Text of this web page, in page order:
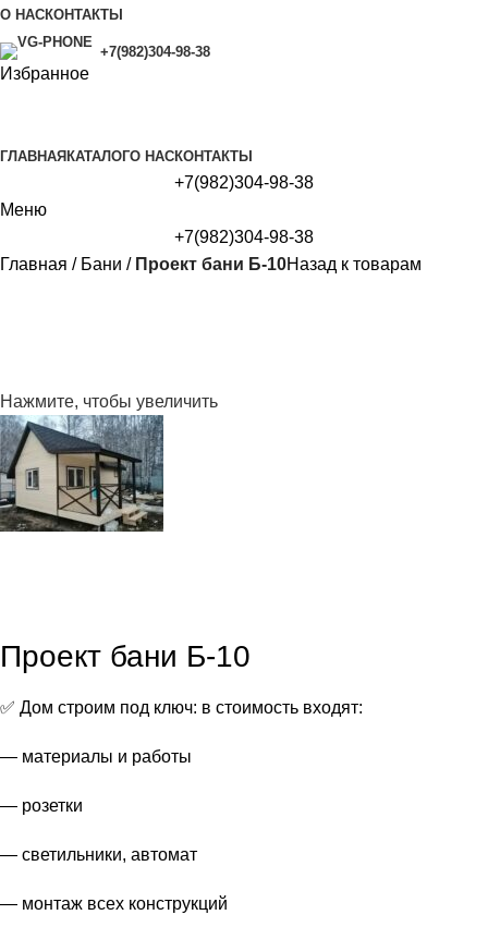
О НАСКОНТАКТЫ
+7(982)304-98-38
Избранное
ГЛАВНАЯ КАТАЛОГО НАСКОНТАКТЫ
+7(982)304-98-38
Меню
+7(982)304-98-38
Главная
Бани Проект бани Б-10Назад к товарам
Нажмите, чтобы увеличить
Проект бани Б-10
✅ Дом строим под ключ: в стоимость входят:
— материалы и работы
— розетки
— светильники, автомат
— монтаж всех конструкций